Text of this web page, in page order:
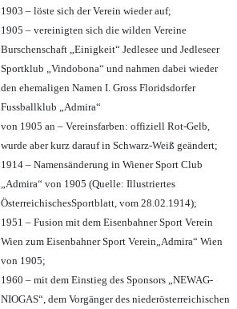
1903 – löste sich der Verein wieder auf;
1905 – vereinigten sich die wilden Vereine
Burschenschaft „Einigkeit“ Jedlesee und Jedleseer
Sportklub „Vindobona“ und nahmen dabei wieder
den ehemaligen Namen I. Gross Floridsdorfer
Fussballklub „Admira“
von 1905 an – Vereinsfarben: offiziell Rot-Gelb,
wurde aber kurz darauf in Schwarz-Weiß geändert;
1914 – Namensänderung in Wiener Sport Club
„Admira“ von 1905 (Quelle: Illustriertes
ÖsterreichischesSportblatt, vom 28.02.1914);
1951 – Fusion mit dem Eisenbahner Sport Verein
Wien zum Eisenbahner Sport Verein„Admira“ Wien
von 1905;
1960 – mit dem Einstieg des Sponsors „NEWAG-
NIOGAS“, dem Vorgänger des niederösterreichischen